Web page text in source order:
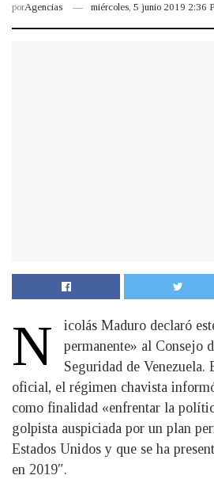
porAgencias miércoles, 5 junio 2019 2:36
N
icolás Maduro declaró
permanente» al Consejo
Seguridad de Venezuela.
oficial, el régimen chavista
como finalidad «enfrentar la
golpista auspiciada por un plan
Estados Unidos y que se ha
en 2019″.